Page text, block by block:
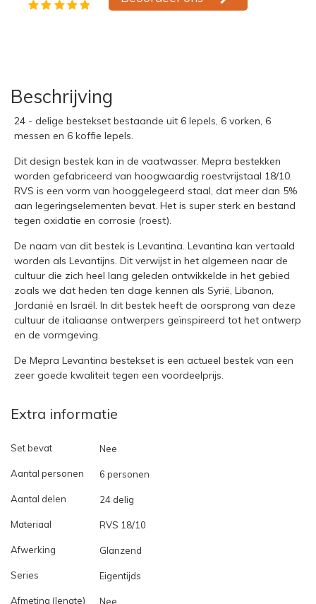
Beschrijving
24 - delige bestekset bestaande uit 6 lepels, 6 vorken, 6
messen en 6 koffie lepels.
Dit design bestek kan in de vaatwasser. Mepra bestekken
worden gefabriceerd van hoogwaardig roestvrijstaal 18/10.
RVS is een vorm van hooggelegeerd staal, dat meer dan 5%
aan legeringselementen bevat. Het is super sterk en bestand
tegen oxidatie en corrosie (roest).
De naam van dit bestek is Levantina. Levantina kan vertaald
worden als Levantijns. Dit verwijst in het algemeen naar de
cultuur die zich heel lang geleden ontwikkelde in het gebied
zoals we dat heden ten dage kennen als Syrië, Libanon,
Jordanië en Israël. In dit bestek heeft de oorsprong van deze
cultuur de italiaanse ontwerpers geïnspireerd tot het ontwerp
en de vormgeving.
De Mepra Levantina bestekset is een actueel bestek van een
zeer goede kwaliteit tegen een voordeelprijs.
Extra informatie
Set bevat Nee
Aantal personen 6 personen
Aantal delen 24 delig
Materiaal RVS 18/10
Afwerking Glanzend
Series Eigentijds
Afmeting (lengte) Nee